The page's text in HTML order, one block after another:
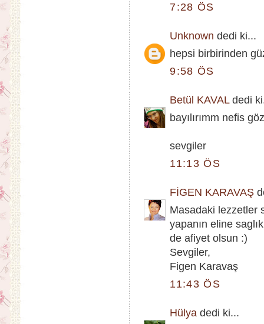
7:28 ÖS
Unknown dedi ki...
hepsi birbirinden
9:58 ÖS
Betül KAVALdedi
bayılırımm nefis
sevgiler
11:13 ÖS
FİGEN KARAVAŞ
Masadaki lezzetler
yapanın eline
de afiyet olsun :)
Sevgiler,
Figen Karavaş
11:43 ÖS
Hülya dedi ki...